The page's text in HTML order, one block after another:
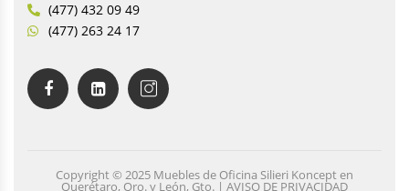
(477) 432 09 49
(477) 263 24 17
Copyright © 2025 Muebles de Oficina Silieri Koncept en
Querétaro, Qro. y León, Gto. | AVISO DE PRIVACIDAD